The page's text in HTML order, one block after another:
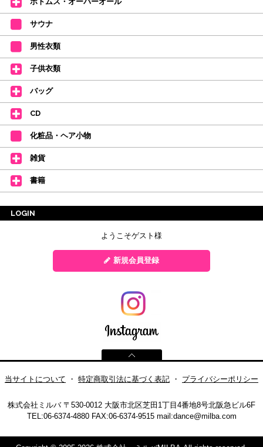
サウナ
男性衣類
子供衣類
バッグ
CD
化粧品・ヘア小物
雑貨
書籍
LOGIN
ようこそゲスト様
新規会員登録
当サイトについて ・ 特定商取引法に基づく表記 ・ プライバシーポリシー
株式会社ミルバ 〒530-0012 大阪市北区芝田1丁目4番地8号北阪急ビル6F
TEL:06-6374-4880FAX:06-6374-9515mail:dance@milba.com